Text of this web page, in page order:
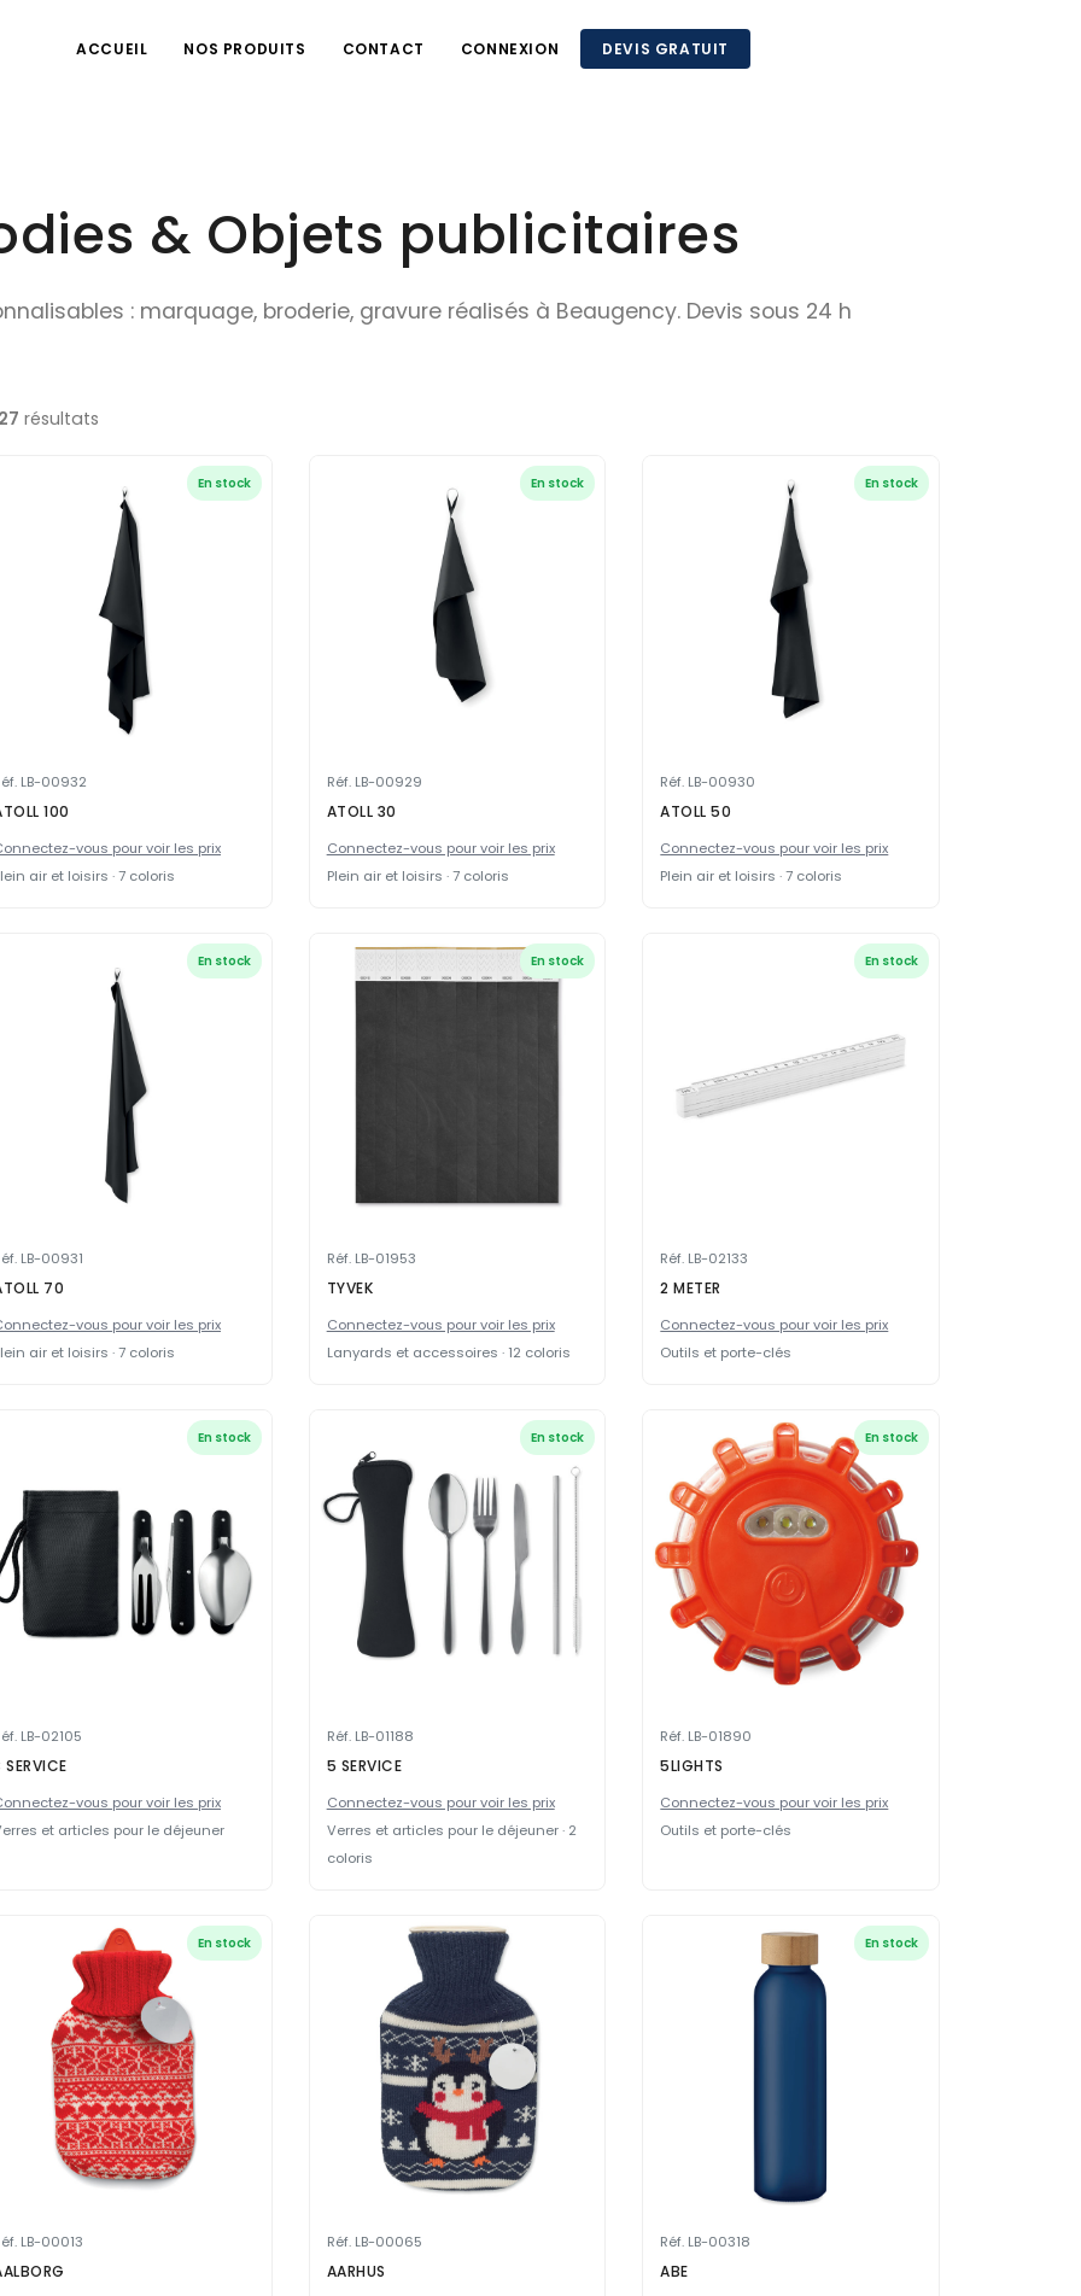
ACCUEIL NOS PRODUITS CONTACT CONNEXION DEVIS GRATUIT
& Objets publicitaires
: marquage, broderie, gravure réalisés à Beaugency. Devis sous 24 h
résultats
En stock
LB-00932
100
vous pour voir les prix
air et loisirs · 7 coloris
En stock
Réf. LB-00929
ATOLL 30
Connectez-vous pour voir les prix
Plein air et loisirs · 7 coloris
En stock
Réf. LB-00930
ATOLL 50
Connectez-vous pour voir les prix
Plein air et loisirs · 7 coloris
En stock
LB-00931
70
vous pour voir les prix
air et loisirs · 7 coloris
En stock
Réf. LB-01953
TYVEK
Connectez-vous pour voir les prix
Lanyards et accessoires · 12 coloris
En stock
Réf. LB-02133
2 METER
Connectez-vous pour voir les prix
Outils et porte-clés
En stock
LB-02105
SERVICE
vous pour voir les prix
et articles pour le déjeuner
En stock
Réf. LB-01188
5 SERVICE
Connectez-vous pour voir les prix
Verres et articles pour le déjeuner · 2
coloris
En stock
Réf. LB-01890
5LIGHTS
Connectez-vous pour voir les prix
Outils et porte-clés
En stock
LB-00013 Réf. LB-00065
AARHUS
En stock
Réf. LB-00318
ABE